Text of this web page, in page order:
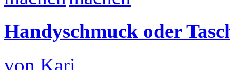
Handyschmuck oder
von Kari